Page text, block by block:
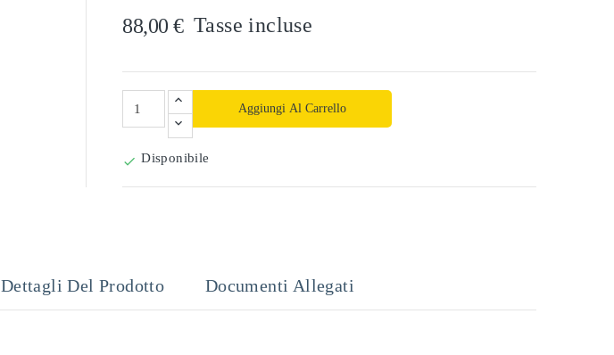
88,00 € Tasse incluse
Aggiungi Al Carrello
 Disponibile
Dettagli Del Prodotto Documenti Allegati